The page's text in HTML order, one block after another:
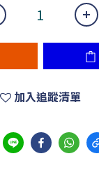
加入追蹤清單